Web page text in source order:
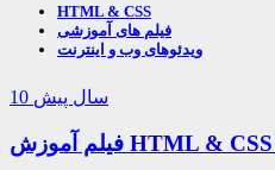
HTML & CSS
فیلم های آموزشی
ویدئوهای وب و اینترنت
10 سال پیش